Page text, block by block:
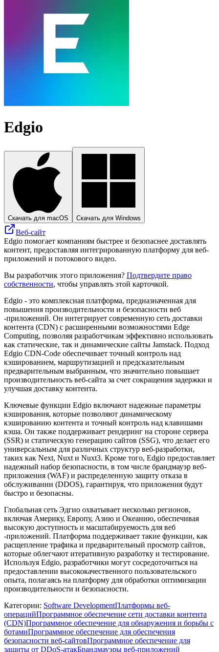
Edgio
Скачать для macOS Скачать для Windows
Веб-сайт
Edgio помогает компаниям быстрее и безопаснее доставлять
контент, предоставляя интегрированную платформу для веб-
приложений и потокового видео.
Вы разработчик этого приложения? Подтвердите право
собственности, чтобы управлять этой карточкой.
Edgio - это комплексная платформа, предназначенная для
повышения производительности и безопасности веб
-приложений. Он интегрирует современную сеть доставки
контента (CDN) с расширенными возможностями Edge
Computing, позволяя разработчикам эффективно использовать
как статические, так и динамические сайты Jamstack. Подход
Edgio CDN-Code обеспечивает точный контроль над
кэшированием, маршрутизацией и предсказательным
предварительным выбранным, что значительно повышает
производительность веб-сайта за счет сокращения задержки и
улучшая доставку контента.
Ключевые функции Edgio включают надежные параметры
кэширования, которые позволяют динамическому
кэшированию контента и точный контроль над клавишами
кэша. Он также поддерживает рендеринг на стороне сервера
(SSR) и статическую генерацию сайтов (SSG), что делает его
универсальным для различных структур веб-разработки,
таких как Next, Nuxt и Nuxt3. Кроме того, Edgio предоставляет
надежный набор безопасности, в том числе брандмауэр веб-
приложения (WAF) и распределенную защиту отказа в
обслуживании (DDOS), гарантируя, что приложения будут
быстро и безопасны.
Глобальная сеть Эдгио охватывает несколько регионов,
включая Америку, Европу, Азию и Океанию, обеспечивая
высокую доступность и масштабируемость для веб
-приложений. Платформа поддерживает такие функции, как
расщепление трафика и предварительный просмотр сайтов,
которые облегчают итеративную разработку и тестирование.
Используя Edgio, разработчики могут сосредоточиться на
предоставлении высококачественного пользовательского
опыта, полагаясь на платформу для обработки оптимизации
производительности и безопасности.
Категории: Software DevelopmentПлатформы веб-
операцийПрограммное обеспечение сети доставки контента
(CDN)Программное обеспечение для обнаружения и борьбы с
ботамиПрограммное обеспечение для обеспечения
безопасности веб-сайтовПрограммное обеспечение для
защиты от DDoS-атакБрандмауэры веб-приложений